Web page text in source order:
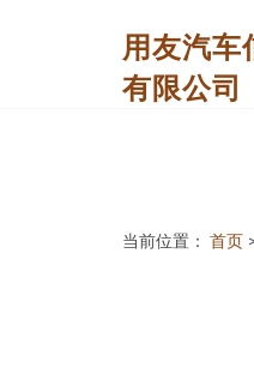
用友汽车
有限公司
当前位置： 首页